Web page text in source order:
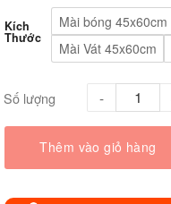
Kích
Thước
Mài bóng 45x60cm
Mài Vát 45x60cm
Số lượng
Thêm vào giỏ hàng